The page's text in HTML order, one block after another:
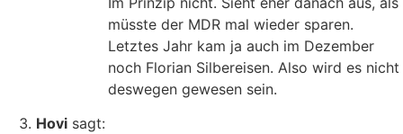
müsste der MDR mal wieder sparen.
Letztes Jahr kam ja auch im Dezember
noch Florian Silbereisen. Also wird es nicht
deswegen gewesen sein.
Hovi sagt: